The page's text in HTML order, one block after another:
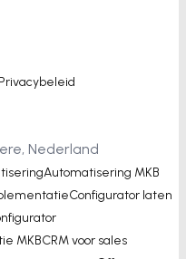
Privacybeleid
Nederland
Automatisering MKB
Configurator laten
MKBCRM voor sales